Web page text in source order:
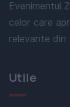
Evenimentul
celor care
relevante
Utile